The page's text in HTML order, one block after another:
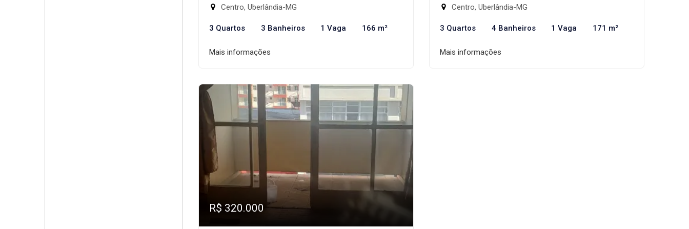
Centro, Uberlândia-MG
3 Quartos 3 Banheiros 1 Vaga 166 m²
Mais informações
Centro, Uberlândia-MG
3 Quartos 4 Banheiros 1 Vaga 171 m²
Mais informações
R$ 320.000